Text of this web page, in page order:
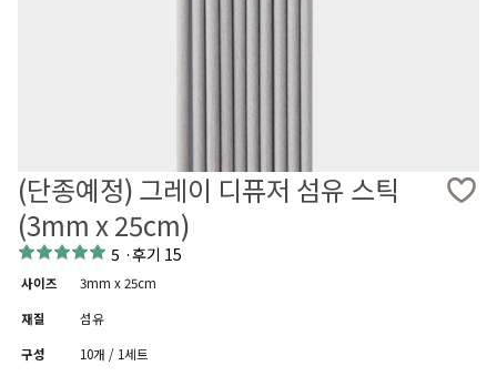
(단종예정) 그레이 디퓨저 섬유 스틱
(3mm x 25cm)
5 ·후기 15
사이즈
3mm x 25cm
재질
섬유
구성
10개 / 1세트